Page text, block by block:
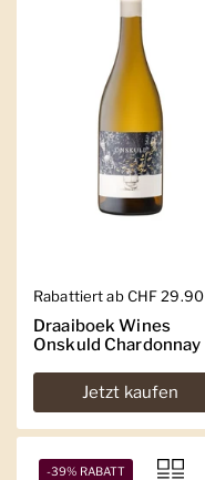
Regulärer Preis
Rabattiert ab CHF 29.90
Draaiboek Wines
Onskuld Chardonnay
Jetzt kaufen
-39% RABATT